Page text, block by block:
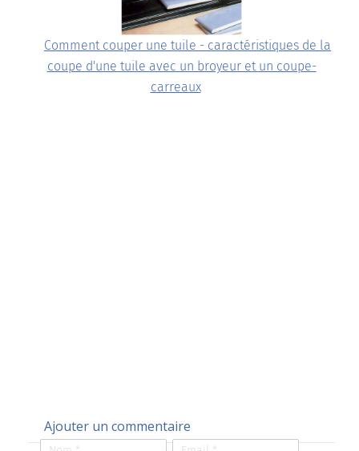
Comment couper une tuile - caractéristiques de la
coupe d'une tuile avec un broyeur et un coupe-
carreaux
Ajouter un commentaire